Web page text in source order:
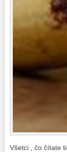
Všetci , čo čítate